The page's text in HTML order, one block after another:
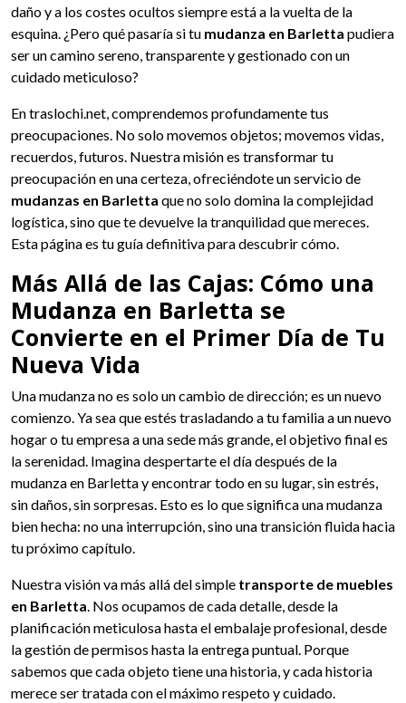
daño y a los costes ocultos siempre está a la vuelta de la
esquina. ¿Pero qué pasaría si tu mudanza en Barletta pudiera
ser un camino sereno, transparente y gestionado con un
cuidado meticuloso?
En traslochi.net, comprendemos profundamente tus
preocupaciones. No solo movemos objetos; movemos vidas,
recuerdos, futuros. Nuestra misión es transformar tu
preocupación en una certeza, ofreciéndote un servicio de
mudanzas en Barletta que no solo domina la complejidad
logística, sino que te devuelve la tranquilidad que mereces.
Esta página es tu guía definitiva para descubrir cómo.
Más Allá de las Cajas: Cómo una
Mudanza en Barletta se
Convierte en el Primer Día de Tu
Nueva Vida
Una mudanza no es solo un cambio de dirección; es un nuevo
comienzo. Ya sea que estés trasladando a tu familia a un nuevo
hogar o tu empresa a una sede más grande, el objetivo final es
la serenidad. Imagina despertarte el día después de la
mudanza en Barletta y encontrar todo en su lugar, sin estrés,
sin daños, sin sorpresas. Esto es lo que significa una mudanza
bien hecha: no una interrupción, sino una transición fluida hacia
tu próximo capítulo.
Nuestra visión va más allá del simple transporte de muebles
en Barletta. Nos ocupamos de cada detalle, desde la
planificación meticulosa hasta el embalaje profesional, desde
la gestión de permisos hasta la entrega puntual. Porque
sabemos que cada objeto tiene una historia, y cada historia
merece ser tratada con el máximo respeto y cuidado.